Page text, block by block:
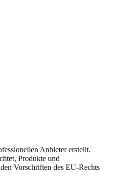
Anbieter erstellt.
Produkte und
Vorschriften des EU-Rechts